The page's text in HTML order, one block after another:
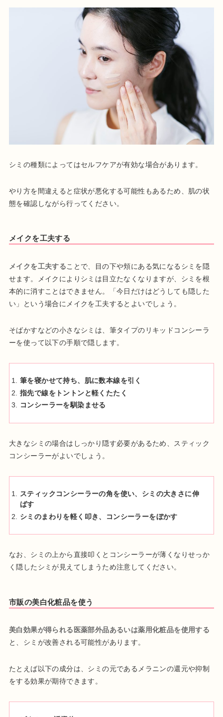
シミの種類によってはセルフケアが有効な場合があります。
やり方を間違えると症状が悪化する可能性もあるため、肌の状
態を確認しながら行ってください。
メイクを工夫する
メイクを工夫することで、目の下や頬にある気になるシミを隠
せます。メイクによりシミは目立たなくなりますが、シミを根
本的に消すことはできません。「今日だけはどうしても隠した
い」という場合にメイクを工夫するとよいでしょう。
そばかすなどの小さなシミは、筆タイプのリキッドコンシーラ
ーを使って以下の手順で隠します。
筆を寝かせて持ち、肌に数本線を引く
指先で線をトントンと軽くたたく
コンシーラーを馴染ませる
大きなシミの場合はしっかり隠す必要があるため、スティック
コンシーラーがよいでしょう。
スティックコンシーラーの角を使い、シミの大きさに伸
ばす
シミのまわりを軽く叩き、コンシーラーをぼかす
なお、シミの上から直接叩くとコンシーラーが薄くなりせっか
く隠したシミが見えてしまうため注意してください。
市販の美白化粧品を使う
美白効果が得られる医薬部外品あるいは薬用化粧品を使用する
と、シミが改善される可能性があります。
たとえば以下の成分は、シミの元であるメラニンの還元や抑制
をする効果が期待できます。